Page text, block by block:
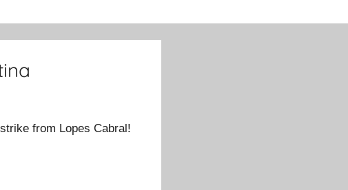
from Lopes Cabral!